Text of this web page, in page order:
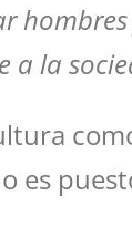
hombres
a la
es